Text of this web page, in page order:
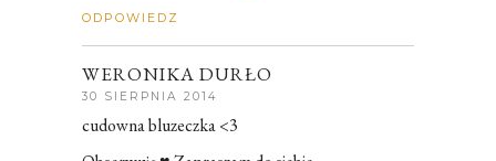
ODPOWIEDZ
WERONIKA DURŁO
30 SIERPNIA 2014
cudowna bluzeczka <3